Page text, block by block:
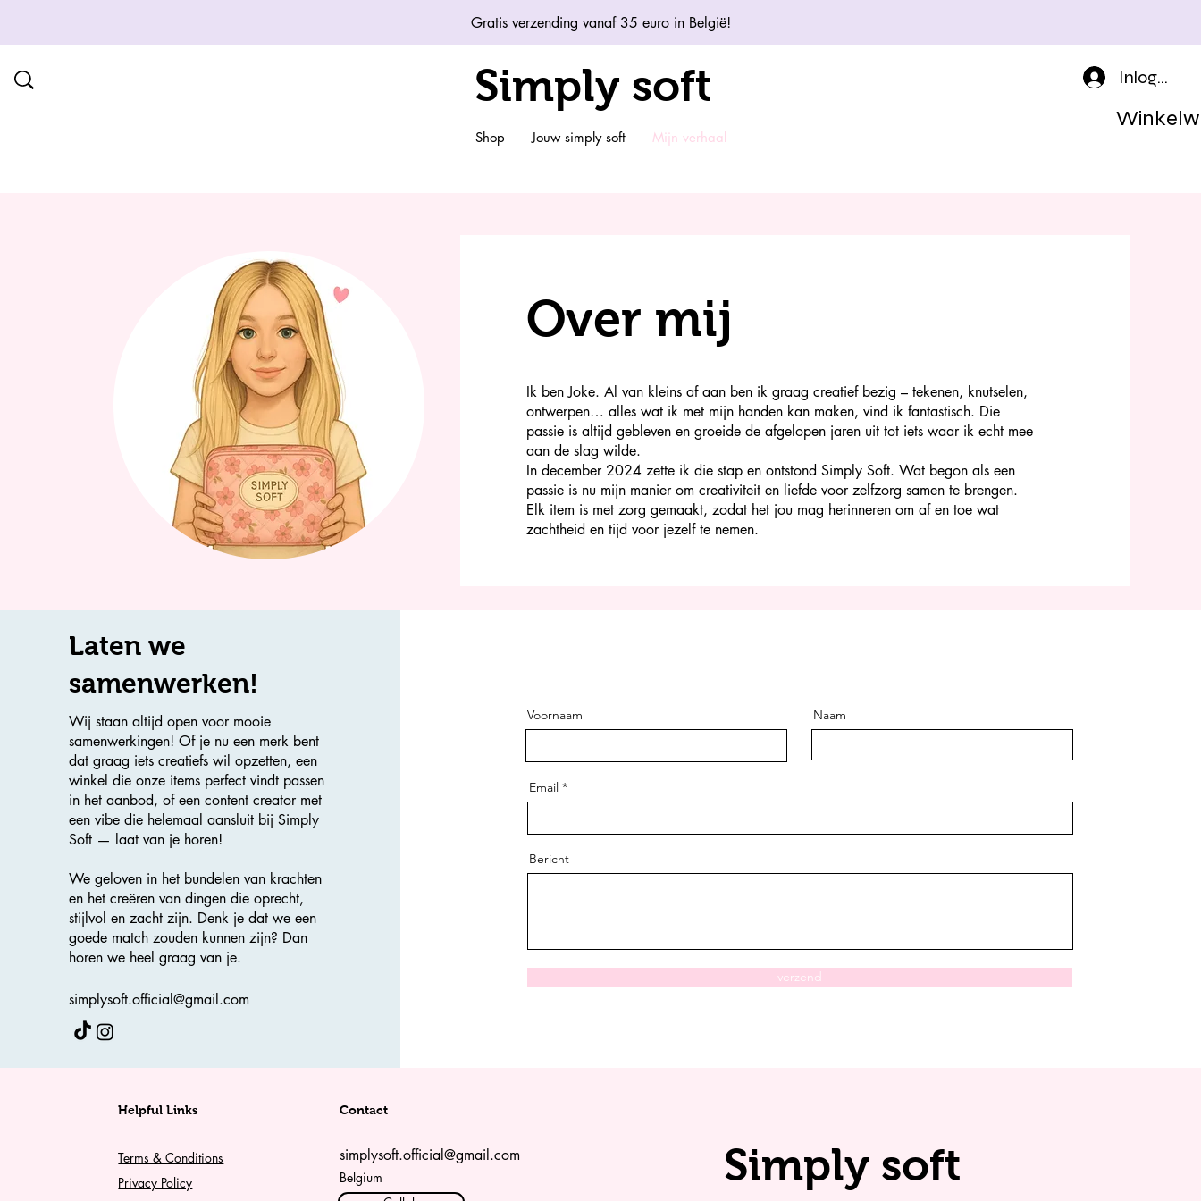
Gratis verzending vanaf 35 euro in België!
Simply soft
Shop Jouw simply soft Mijn verhaal
Inloggen
Over mij
Ik ben Joke. Al van kleins af aan ben ik graag creatief bezig – tekenen, knutselen,
ontwerpen… alles wat ik met mijn handen kan maken, vind ik fantastisch. Die
passie is altijd gebleven en groeide de afgelopen jaren uit tot iets waar ik echt mee
aan de slag wilde.
In december 2024 zette ik die stap en ontstond Simply Soft. Wat begon als een
passie is nu mijn manier om creativiteit en liefde voor zelfzorg samen te brengen.
Elk item is met zorg gemaakt, zodat het jou mag herinneren om af en toe wat
zachtheid en tijd voor jezelf te nemen.
Laten we
samenwerken!
Wij staan altijd open voor mooie
samenwerkingen! Of je nu een merk bent
dat graag iets creatiefs wil opzetten, een
winkel die onze items perfect vindt passen
in het aanbod, of een content creator met
een vibe die helemaal aansluit bij Simply
Soft — laat van je horen!
We geloven in het bundelen van krachten
en het creëren van dingen die oprecht,
stijlvol en zacht zijn. Denk je dat we een
goede match zouden kunnen zijn? Dan
horen we heel graag van je.
simplysoft.official@gmail.com
Voornaam Naam
Email
Bericht
verzend
Helpful Links
Terms & Conditions
Privacy Policy
Contact
simplysoft.official@gmail.com
Belgium
Simply soft